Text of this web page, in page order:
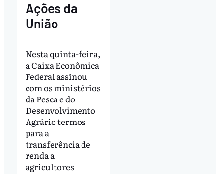
Ações da
União
Nesta quinta-feira,
a Caixa Econômica
Federal assinou
com os ministérios
da Pesca e do
Desenvolvimento
Agrário termos
para a
transferência de
renda a
agricultores